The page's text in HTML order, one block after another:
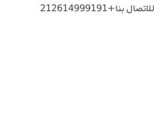
للاتصال بنا+212614999191